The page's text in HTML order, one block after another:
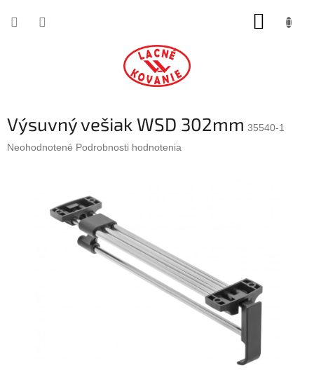
Výsuvný vešiak WSD 302mm 35540-1
Priemerné
Neohodnotené Podrobnosti hodnotenia